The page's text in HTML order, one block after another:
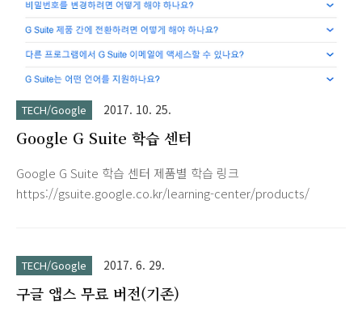
TECH/Google 2017. 10. 25.
Google G Suite 학습 센터
Google G Suite 학습 센터 제품별 학습 링크
https://gsuite.google.co.kr/learning-center/products/
TECH/Google 2017. 6. 29.
구글 앱스 무료 버전(기존)